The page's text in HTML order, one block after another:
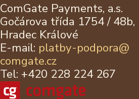
ComGate Payments, a.s.
Gočárova třída 1754 / 48b,
Hradec Králové
E-mail: platby-podpora@
comgate.cz
Tel: +420 228 224 267